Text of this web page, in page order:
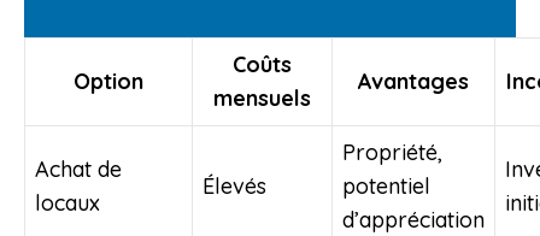
Option
Coûts
mensuels
Avantages
Achat de
locaux
Élevés
Propriété,
potentiel
d’appréciation